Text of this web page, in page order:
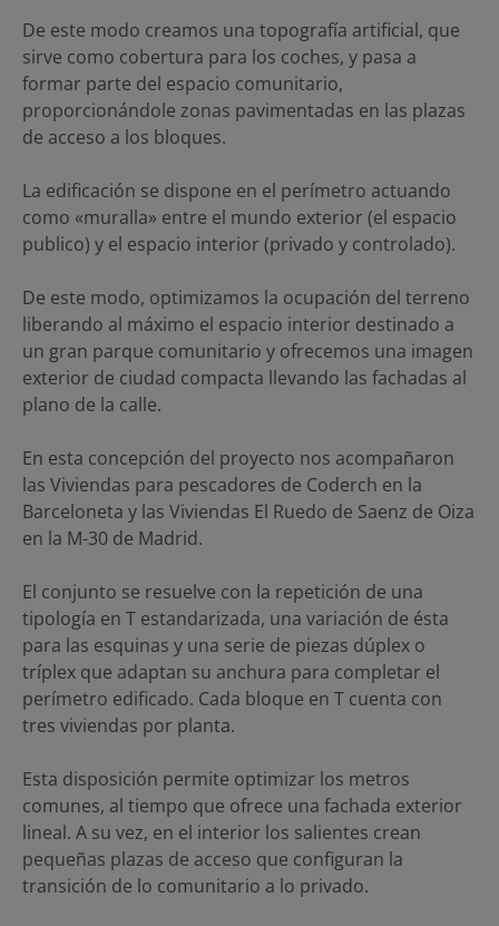
De este modo creamos una topografía artificial, que
sirve como cobertura para los coches, y pasa a
formar parte del espacio comunitario,
proporcionándole zonas pavimentadas en las plazas
de acceso a los bloques.
La edificación se dispone en el perímetro actuando
como «muralla» entre el mundo exterior (el espacio
publico) y el espacio interior (privado y controlado).
De este modo, optimizamos la ocupación del terreno
liberando al máximo el espacio interior destinado a
un gran parque comunitario y ofrecemos una imagen
exterior de ciudad compacta llevando las fachadas al
plano de la calle.
En esta concepción del proyecto nos acompañaron
las Viviendas para pescadores de Coderch en la
Barceloneta y las Viviendas El Ruedo de Saenz de Oiza
en la M-30 de Madrid.
El conjunto se resuelve con la repetición de una
tipología en T estandarizada, una variación de ésta
para las esquinas y una serie de piezas dúplex o
tríplex que adaptan su anchura para completar el
perímetro edificado. Cada bloque en T cuenta con
tres viviendas por planta.
Esta disposición permite optimizar los metros
comunes, al tiempo que ofrece una fachada exterior
lineal. A su vez, en el interior los salientes crean
pequeñas plazas de acceso que configuran la
transición de lo comunitario a lo privado.